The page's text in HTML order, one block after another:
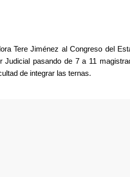
Tere Jiménez al Congreso del
pasando de 7 a 11
de integrar las ternas.